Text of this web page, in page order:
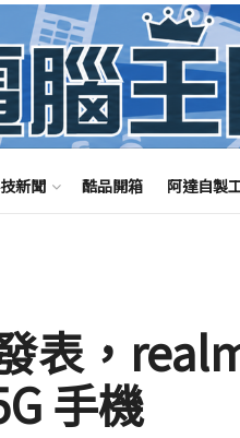
新聞 酷品開箱 阿達自製
表，
手機